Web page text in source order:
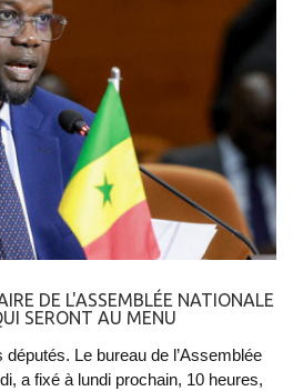
DE L'ASSEMBLÉE NATIONALE
SERONT AU MENU
Le bureau de l’Assemblée
a fixé à lundi prochain, 10 heures,